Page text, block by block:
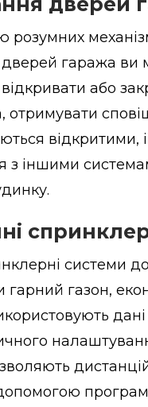
розумних
дверей гаража ви
або
отримувати
відкритими, і
з іншими
системи
гарний газон,